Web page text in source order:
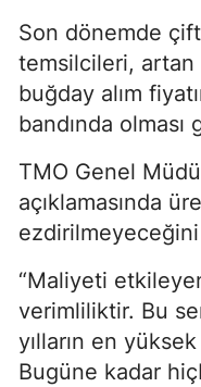
Son dönemde
temsilcileri,
buğday alım
bandında
TMO Genel
açıklamasında
“Maliyeti
verimliliktir. Bu
yılların en
Bugüne kadar